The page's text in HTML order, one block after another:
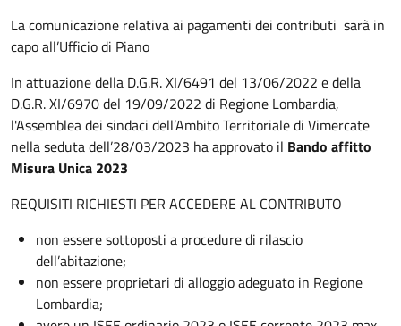
La comunicazione relativa ai pagamenti dei contributi sarà in
capo all’Ufficio di Piano
In attuazione della D.G.R. XI/6491 del 13/06/2022 e della
D.G.R. XI/6970 del 19/09/2022 di Regione Lombardia,
l'Assemblea dei sindaci dell’Ambito Territoriale di Vimercate
nella seduta dell’28/03/2023 ha approvato il Bando affitto
Misura Unica 2023
REQUISITI RICHIESTI PER ACCEDERE AL CONTRIBUTO
non essere sottoposti a procedure di rilascio
dell’abitazione;
non essere proprietari di alloggio adeguato in Regione
Lombardia;